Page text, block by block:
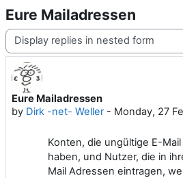
Eure Mailadressen
Display mode
Eure Mailadressen
by Dirk -net- Weller- Monday, 27
Number of replies: 0
Konten, die ungültige E-
haben, und Nutzer, die in
Mail Adressen eintragen,